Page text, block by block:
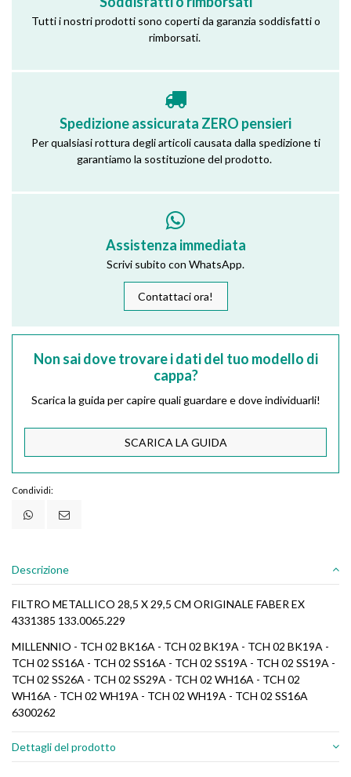
Tutti i nostri prodotti sono coperti da garanzia soddisfatti o
rimborsati.
Spedizione assicurata ZERO pensieri
Per qualsiasi rottura degli articoli causata dalla spedizione ti
garantiamo la sostituzione del prodotto.
Assistenza immediata
Scrivi subito con WhatsApp.
Contattaci ora!
Non sai dove trovare i dati del tuo modello di
cappa?
Scarica la guida per capire quali guardare e dove individuarli!
SCARICA LA GUIDA
Condividi:
Descrizione
FILTRO METALLICO 28,5 X 29,5 CM ORIGINALE FABER EX
4331385 133.0065.229
MILLENNIO - TCH 02 BK16A - TCH 02 BK19A - TCH 02 BK19A -
TCH 02 SS16A - TCH 02 SS16A - TCH 02 SS19A - TCH 02 SS19A -
TCH 02 SS26A - TCH 02 SS29A - TCH 02 WH16A - TCH 02
WH16A - TCH 02 WH19A - TCH 02 WH19A - TCH 02 SS16A
6300262
Dettagli del prodotto